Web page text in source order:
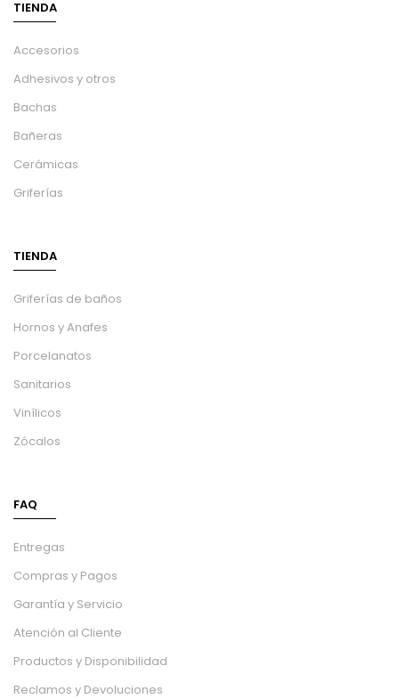
TIENDA
Accesorios
Adhesivos y otros
Bachas
Bañeras
Cerámicas
Griferías
TIENDA
Griferías de baños
Hornos y Anafes
Porcelanatos
Sanitarios
Vinílicos
Zócalos
FAQ
Entregas
Compras y Pagos
Garantía y Servicio
Atención al Cliente
Productos y Disponibilidad
Reclamos y Devoluciones